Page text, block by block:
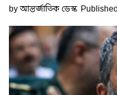
byআন্তর্জাতিক ডেস্ক